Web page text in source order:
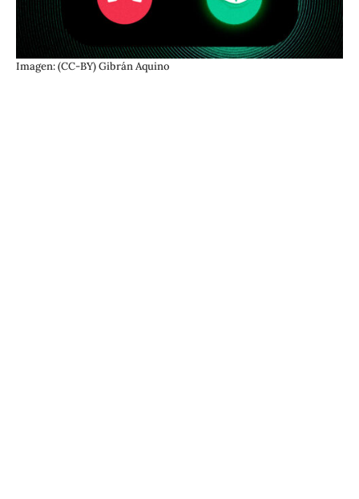
Imagen: (CC-BY) Gibrán Aquino